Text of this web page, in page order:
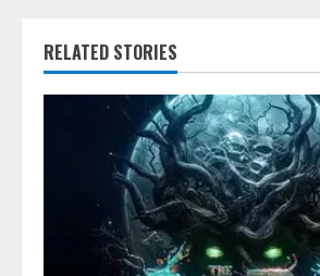
RELATED STORIES